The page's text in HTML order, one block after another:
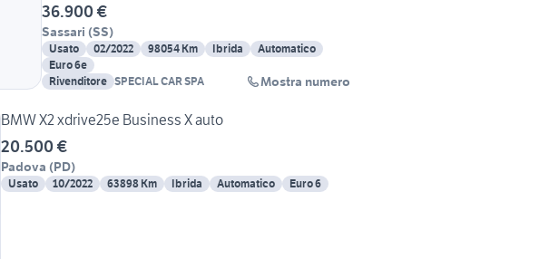
36.900 €
Sassari (SS)
Usato 02/2022 98054 Km Ibrida
Automatico
Euro 6e
Rivenditore SPECIAL CAR SPA Mostra numero
BMW X2 xdrive25e Business X auto
20.500 €
Padova (PD)
Usato 10/2022 63898 Km Ibrida Automatico Euro 6